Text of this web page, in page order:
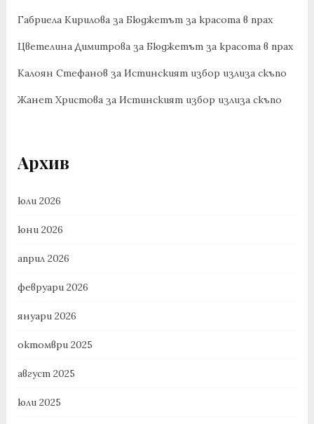
Габриела Кириловаза Бюджетът за красота в прах
Цветелина Димитроваза Бюджетът за красота в прах
Калоян Стефанов за Истинският избор излиза скъпо
Жанет Христоваза Истинският избор излиза скъпо
Архив
юли 2026
юни 2026
април 2026
февруари 2026
януари 2026
октомври 2025
август 2025
юли 2025